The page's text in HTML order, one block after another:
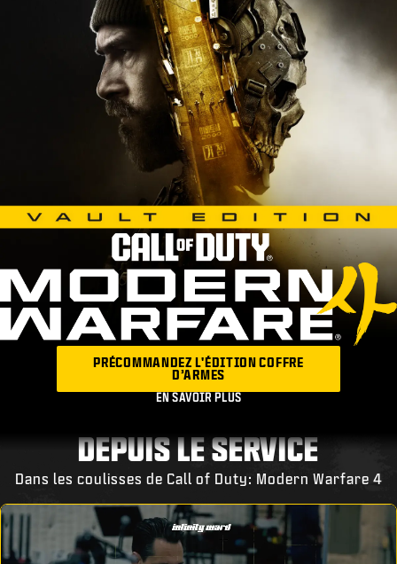
PRÉCOMMANDEZ L'ÉDITION COFFRE
D’ARMES
​EN SAVOIR PLUS
DEPUIS LE SERVICE
Dans les coulisses de Call of Duty: Modern Warfare 4